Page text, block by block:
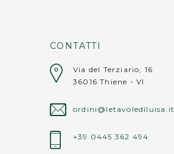
CONTATTI
Via del Terziario, 16
36016 Thiene - VI
ordini@letavolediluisa.it
+39 0445 362 494